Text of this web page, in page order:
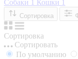
Собаки 1 Кошки 1
Сортировка
Сортировка
Сортировать
По умолчанию